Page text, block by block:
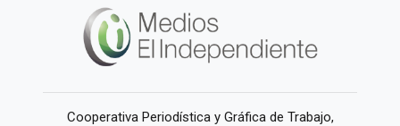
Cooperativa Periodística y Gráfica de Trabajo,